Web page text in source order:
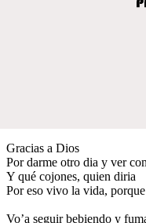
Gracias a Dios
Por darme otro dia y ver
Y qué cojones, quien diria
Por eso vivo la vida,
Vo’a seguir bebiendo y